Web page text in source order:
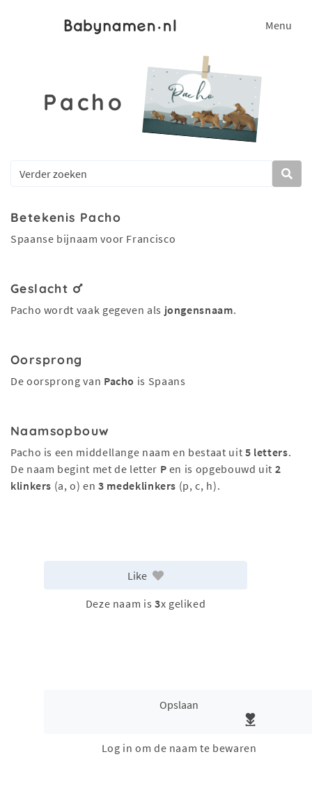
Menu
Pacho
Betekenis Pacho
Spaanse bijnaam voor Francisco
Geslacht
Pacho wordt vaak gegeven als jongensnaam.
Oorsprong
De oorsprong van Pacho is Spaans
Naamsopbouw
Pacho is een middellange naam en bestaat uit 5 letters.
De naam begint met de letter P en is opgebouwd uit 2
klinkers (a, o) en3 medeklinkers (p, c, h).
Like
Deze naam is 3x geliked
Opslaan
Log in om de naam te bewaren